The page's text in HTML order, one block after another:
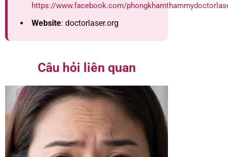
https://www.facebook.com/
Website: doctorlaser.org
Câu hỏi liên quan